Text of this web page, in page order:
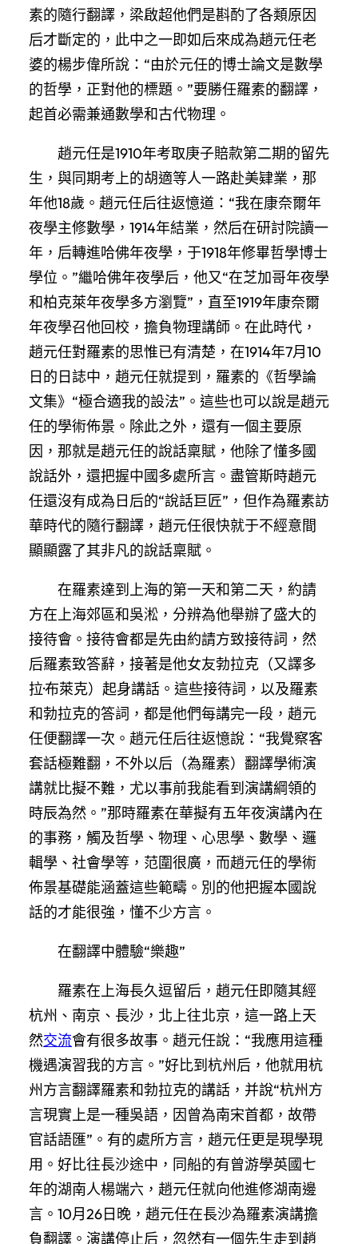
素的隨行翻譯，梁啟超他們是斟酌了各類原因
后才斷定的，此中之一即如后來成為趙元任老
婆的楊步偉所說：“由於元任的博士論文是數學
的哲學，正對他的標題。”要勝任羅素的翻譯，
起首必需兼通數學和古代物理。
趙元任是1910年考取庚子賠款第二期的留先
生，與同期考上的胡適等人一路赴美肄業，那
年他18歲。趙元任后往返憶道：“我在康奈爾年
夜學主修數學，1914年結業，然后在研討院讀一
年，后轉進哈佛年夜學，于1918年修畢哲學博士
學位。”繼哈佛年夜學后，他又“在芝加哥年夜學
和柏克萊年夜學多方瀏覽”，直至1919年康奈爾
年夜學召他回校，擔負物理講師。在此時代，
趙元任對羅素的思惟已有清楚，在1914年7月10
日的日誌中，趙元任就提到，羅素的《哲學論
文集》“極合適我的設法”。這些也可以說是趙元
任的學術佈景。除此之外，還有一個主要原
因，那就是趙元任的說話稟賦，他除了懂多國
說話外，還把握中國多處所言。盡管斯時趙元
任還沒有成為日后的“說話巨匠”，但作為羅素訪
華時代的隨行翻譯，趙元任很快就于不經意間
顯顯露了其非凡的說話稟賦。
在羅素達到上海的第一天和第二天，約請
方在上海郊區和吳淞，分辨為他舉辦了盛大的
接待會。接待會都是先由約請方致接待詞，然
后羅素致答辭，接著是他女友勃拉克（又譯多
拉·布萊克）起身講話。這些接待詞，以及羅素
和勃拉克的答詞，都是他們每講完一段，趙元
任便翻譯一次。趙元任后往返憶說：“我覺察客
套話極難翻，不外以后（為羅素）翻譯學術演
講就比擬不難，尤以事前我能看到演講綱領的
時辰為然。”那時羅素在華擬有五年夜演講內在
的事務，觸及哲學、物理、心思學、數學、邏
輯學、社會學等，范圍很廣，而趙元任的學術
佈景基礎能涵蓋這些範疇。別的他把握本國說
話的才能很強，懂不少方言。
在翻譯中體驗“樂趣”
羅素在上海長久逗留后，趙元任即隨其經
杭州、南京、長沙，北上往北京，這一路上天
然交流會有很多故事。趙元任說：“我應用這種
機遇演習我的方言。”好比到杭州后，他就用杭
州方言翻譯羅素和勃拉克的講話，并說“杭州方
言現實上是一種吳語，因曾為南宋首都，故帶
官話語匯”。有的處所方言，趙元任更是現學現
用。好比往長沙途中，同船的有曾游學英國七
年的湖南人楊端六，趙元任就向他進修湖南邊
言。10月26日晚，趙元任在長沙為羅素演講擔
負翻譯。演講停止后，忽然有一個先生走到趙